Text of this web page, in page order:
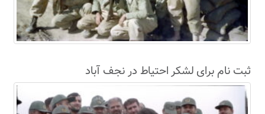
ثبت نام برای لشکر احتیاط در نجف آباد